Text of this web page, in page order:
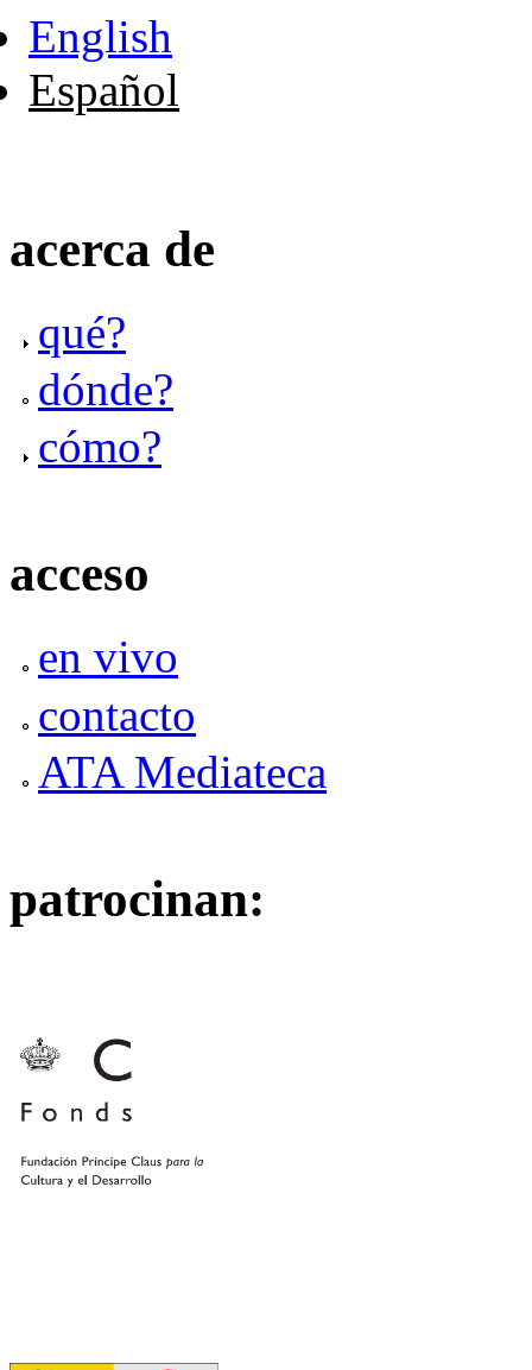
English
Español
acerca de
qué?
dónde?
cómo?
acceso
en vivo
contacto
ATA Mediateca
patrocinan: